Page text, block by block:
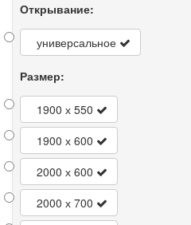
Открывание:
универсальное
Размер:
1900 х 550
1900 х 600
2000 х 600
2000 х 700